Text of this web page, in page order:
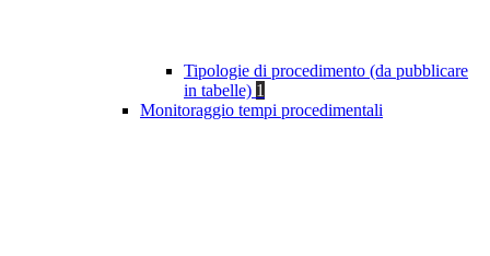
Tipologie di procedimento (da pubblicare
in tabelle) 1
Monitoraggio tempi procedimentali